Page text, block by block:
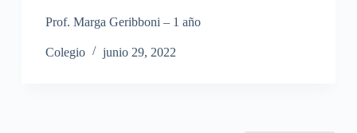
Prof. Marga Geribboni – 1 año
Colegio junio 29, 2022